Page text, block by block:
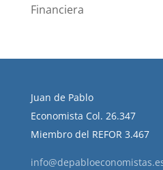
Financiera
Juan de Pablo
Economista Col. 26.347
Miembro del REFOR 3.467